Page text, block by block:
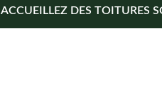
ACCUEILLEZ DES TOITURES